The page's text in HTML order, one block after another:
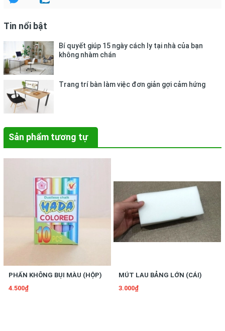
Tin nổi bật
Bí quyết giúp 15 ngày cách ly tại nhà của bạn
không nhàm chán
Trang trí bàn làm việc đơn giản gợi cảm hứng
Sản phẩm tương tự
PHẤN KHÔNG BỤI MÀU (HỘP)
4.500₫
MÚT LAU BẢNG LỚN (CÁI)
3.000₫